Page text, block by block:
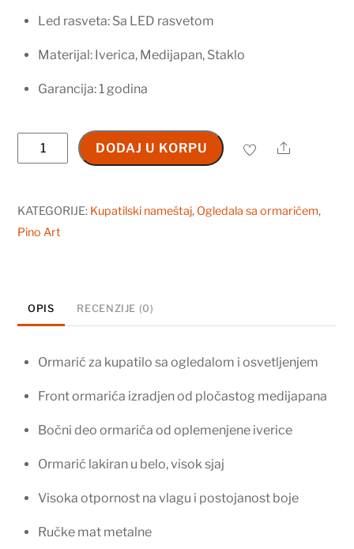
Led rasveta: Sa LED rasvetom
Materijal: Iverica, Medijapan, Staklo
Garancija: 1 godina
Ogledalo
sa
65
Pino
količina
DODAJ U KORPU Share
KATEGORIJE: Kupatilski nameštaj, Ogledala sa ormarićem,
Pino Art
OPIS RECENZIJE (0)
Ormarić za kupatilo sa ogledalom i osvetljenjem
Front ormarića izradjen od pločastog medijapana
Bočni deo ormarića od oplemenjene iverice
Ormarić lakiran u belo, visok sjaj
Visoka otpornost na vlagu i postojanost boje
Ručke mat metalne